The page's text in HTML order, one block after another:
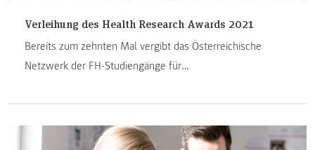
Verleihung des Health Research Awards 2021
Bereits zum zehnten Mal vergibt das Österreichische
Netzwerk der FH-Studiengänge für